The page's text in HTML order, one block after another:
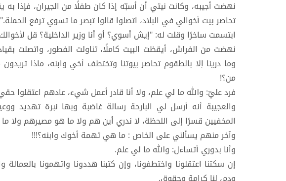
تحاصر بيت أخوالي في البلاد، اتصلوا قالوا تبصر ما تسوي ترفع الحملة."
ابتسمت ساخرًا وقلت له: "إيش أسوي؟ أو أنا وزير الداخلية؟ قل
نهضت من الفراش، أيقظت البيت كاملًا، تناولت الفطور، واتصلت
وما درينا إلا بالطقوم تحاصر بيوتنا وتختطف أخي وابنه، ماذا
من؟!
فرد عليّ: والله ما لي علم، ولا أنا قادر أعمل شيء، عادهم اعتقلوا
والعجيبة أنه أرسل لي البارحة رسالة غاضبة وبها نبرة تهديد
المخفيين قسرًا إلى اللحظة، لا ندري أين هم ولا ما هو مصيرهم
وآخر منهم يسألني على الخاص : ما هي تهمة أخوك وابنه؟!!!
وأنا بدوري أتساءل: والله ما لي علم.
إن سكتنا اعتقلونا واختطفونا، وإن كتبنا هددونا واتهمونا بالعمالة